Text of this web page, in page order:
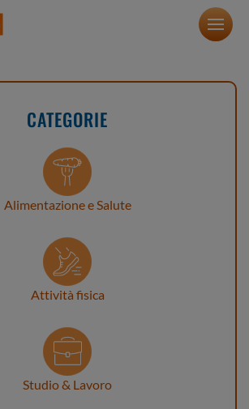
CATEGORIE
Alimentazione e Salute
Attività fisica
Studio & Lavoro